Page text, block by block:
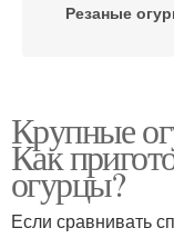
Резаные
Тертые
Крупные
Как
огурцы?
Если сравнивать